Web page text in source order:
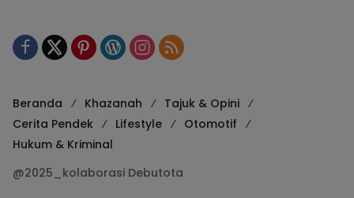
Beranda Khazanah
Tajuk & Opini
Cerita Pendek
Lifestyle
Otomotif
Hukum & Kriminal
@2025_kolaborasi Debutota